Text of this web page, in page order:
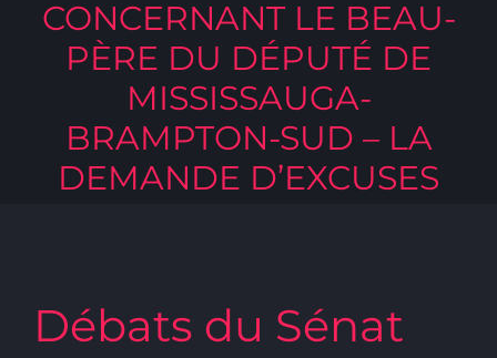
CONCERNANT LE BEAU-
PÈRE DU DÉPUTÉ DE
MISSISSAUGA-
BRAMPTON-SUD – LA
DEMANDE D’EXCUSES
Débats du Sénat